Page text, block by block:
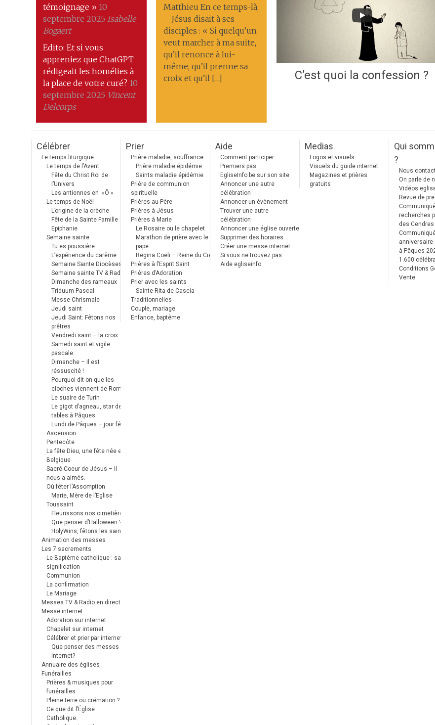
témoignage » 10
septembre 2025 Isabelle
Bogaert
Edito: Et si vous
appreniez que ChatGPT
rédigeait les homélies à
la place de votre curé? 10
septembre 2025 Vincent
Delcorps
Matthieu En ce temps-là,
Jésus disait à ses
disciples : « Si quelqu’un
veut marcher à ma suite,
qu’il renonce à lui-
même, qu’il prenne sa
croix et qu’il […]
C’est quoi la confession ?
Célébrer
Le temps liturgique
Le temps de l’Avent
Fête du Christ Roi de
l’Univers
Les antiennes en »Ô »
Le temps de Noël
L’origine de la crèche
Fête de la Sainte Famille
Epiphanie
Semaine sainte
Tu es poussière…
L’expérience du carême
Semaine Sainte Diocèses
Semaine sainte TV & Radio
Dimanche des rameaux
Triduum Pascal
Messe Chrismale
Jeudi saint
Jeudi Saint: Fêtons nos
prêtres
Vendredi saint – la croix
Samedi saint et vigile
pascale
Dimanche – Il est
réssuscité !
Pourquoi dit-on que les
cloches viennent de Rome ?
Le suaire de Turin
Le gigot d’agneau, star des
tables à Pâques
Lundi de Pâques – jour férié
Ascension
Pentecôte
La fête Dieu, une fête née en
Belgique
Sacré-Coeur de Jésus – Il
nous a aimés.
Où fêter l’Assomption
Marie, Mère de l’Eglise
Toussaint
Fleurissons nos cimetières
Que penser d’Halloween ?
HolyWins, fêtons les saints !
Animation des messes
Les 7 sacrements
Le Baptême catholique : sa
signification
Communion
La confirmation
Le Mariage
Messes TV & Radio en direct
Messe internet
Adoration sur internet
Chapelet sur internet
Célébrer et prier par internet
Que penser des messes
internet?
Annuaire des églises
Funérailles
Prières & musiques pour
funérailles
Pleine terre ou crémation ?
Ce que dit l’Église
Catholique.
Prier
Prière maladie, souffrance
Prière maladie épidémie
Saints maladie épidémie
Prière de communion
spirituelle
Prières au Père
Prières à Jésus
Prières à Marie
Le Rosaire ou le chapelet
Marathon de prière avec le
pape
Regina Coeli – Reine du Ciel
Prières à l’Esprit Saint
Prières d’Adoration
Prier avec les saints
Sainte Rita de Cascia
Traditionnelles
Couple, mariage
Enfance, baptême
Aide
Comment participer
Premiers pas
EgliseInfo.be sur son site
Annoncer une autre
célébration
Annoncer un évènement
Trouver une autre
célébration
Annoncer une église ouverte
Supprimer des horaires
Créer une messe internet
Si vous ne trouvez pas
Aide egliseinfo
Medias
Logos et visuels
Visuels du guide internet
Magazines et prières
gratuits
Qui
?
Nous
On parle de
Vidéos
Revue de
recherches
des Cendres
anniversaire
à Pâques
1.600
Conditions
Vente